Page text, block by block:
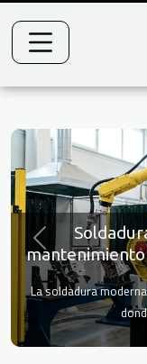
mantenimiento
La soldadura
Previous